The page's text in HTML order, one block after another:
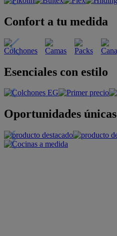
Confort a tu medida
Esenciales con estilo
Oportunidades únicas